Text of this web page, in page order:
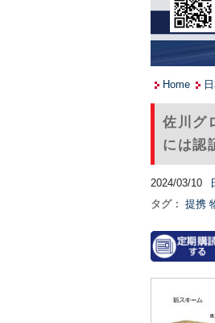
Home
佐川グ
には認
2024/03/10
タグ： 提携